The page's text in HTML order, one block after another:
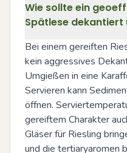
Wie sollte ein
Spätlese
Bei einem gereiften
kein aggressives
Umgießen in eine
Servieren kann
öffnen.
gereiftem Charakter
Gläser für Riesling
und die tertiaryaromen